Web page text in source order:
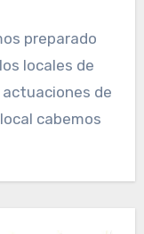
preparado
locales de
de
cabemos